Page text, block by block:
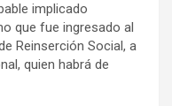
implicado
que fue ingresado al
Reinserción Social, a
quien habrá de